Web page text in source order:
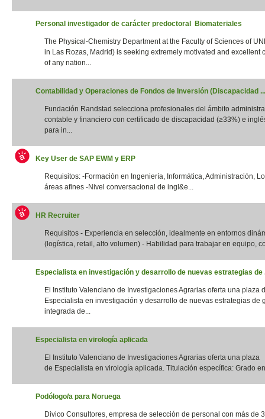
Personal investigador de carácter predoctoral Biomateriales
The Physical-Chemistry Department at the Faculty of Sciences of
in Las Rozas, Madrid) is seeking extremely motivated and excellent
of any nation...
Contabilidad y Operaciones de Fondos de Inversión (Discapacidad ...
Fundación Randstad selecciona profesionales del ámbito
contable y financiero con certificado de discapacidad (≥33%) e
para in...
Key User de SAP EWM y ERP
Requisitos: -Formación en Ingeniería, Informática, Administración,
áreas afines -Nivel conversacional de ingl&e...
HR Recruiter
Requisitos - Experiencia en selección, idealmente en entornos
(logística, retail, alto volumen) - Habilidad para trabajar en equipo,
Especialista en investigación y desarrollo de nuevas estrategias de
El Instituto Valenciano de Investigaciones Agrarias oferta una plaza
Especialista en investigación y desarrollo de nuevas estrategias de
integrada de...
Especialista en virología aplicada
El Instituto Valenciano de Investigaciones Agrarias oferta una plaza
de Especialista en virología aplicada. Titulación específica: Grado
Podólogo/a para Noruega
Divico Consultores, empresa de selección de personal con más de